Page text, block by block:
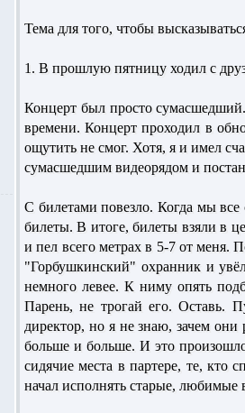
Тема для того, чтобы
1. В прошлую пятницу ходил с
Концерт был просто
времени. Концерт проходил в
ощутить не смог. Хотя, я и имел
сумасшедшим видеорядом и
С билетами повезло. Когда мы все
билеты. В итоге, билеты взяли в
и пел всего метрах в 5-7 от меня.
"Горбушкинский" охранник и
немного левее. К ниму опять
Парень, не трогай его. Оставь.
директор, но я не знаю, зачем они
больше и больше. И это
сидячие места в партере, те,
начал исполнять старые, любимые